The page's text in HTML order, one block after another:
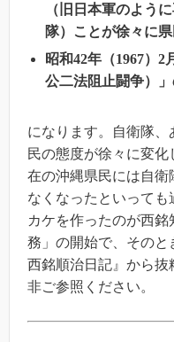
（旧日本軍のよう
隊）ことが徐々に
昭和42年（1967）
公二法阻止闘争）
になります。自衛隊
民の態度が徐々に変
在の沖縄県民には自衛
なくなったといって
カケを作ったのが西
務」の開始で、そのと
西銘順治日記』から抜
非ご参照ください。